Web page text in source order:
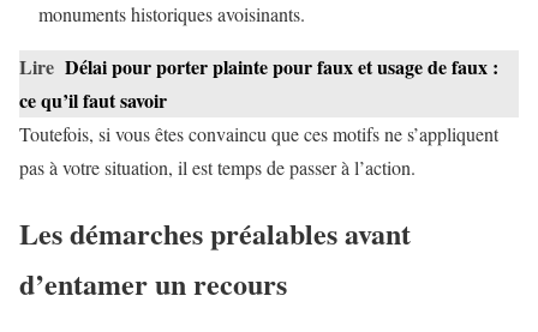
monuments historiques avoisinants.
Lire Délai pour porter plainte pour faux et usage de faux :
ce qu’il faut savoir
Toutefois, si vous êtes convaincu que ces motifs ne s’appliquent
pas à votre situation, il est temps de passer à l’action.
Les démarches préalables avant
d’entamer un recours